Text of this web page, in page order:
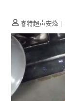
睿特超声安烽 |